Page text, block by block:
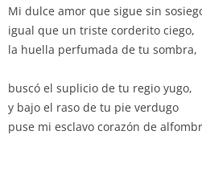
Mi dulce amor que sigue sin
igual que un triste corderito ciego,
la huella perfumada de tu sombra,
buscó el suplicio de tu regio yugo,
y bajo el raso de tu pie verdugo
puse mi esclavo corazón de